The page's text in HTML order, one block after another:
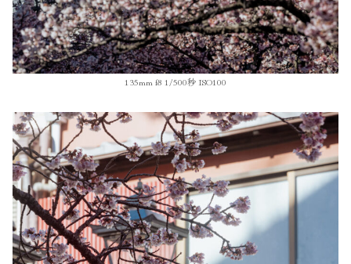
135mm f8 1/500秒 ISO100